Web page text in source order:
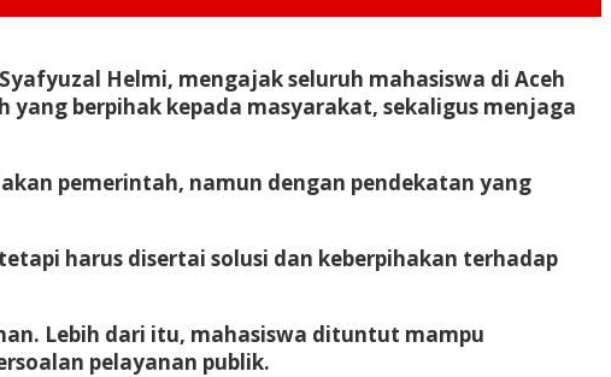
Helmi, mengajak seluruh mahasiswa di Aceh
berpihak kepada masyarakat, sekaligus menjaga
pemerintah, namun dengan pendekatan yang
harus disertai solusi dan keberpihakan terhadap
Lebih dari itu, mahasiswa dituntut mampu
pelayanan publik.